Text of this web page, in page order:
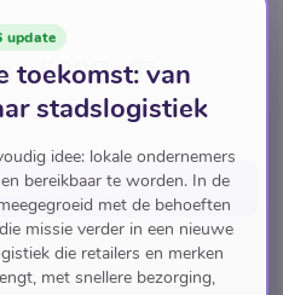
500Gr Tin
voor€ 11,95
update
toekomst: van
stadslogistiek
idee: lokale ondernemers
bereikbaar te worden. In de
met de behoeften
missie verder in een nieuwe
die retailers en merken
met snellere bezorging,